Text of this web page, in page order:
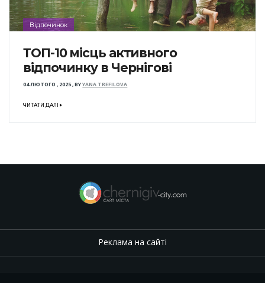
Відпочинок
ТОП-10 місць активного
відпочинку в Чернігові
04 ЛЮТОГО , 2025,BYYANA TREFILOVA
ЧИТАТИ ДАЛІ
Реклама на сайті